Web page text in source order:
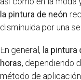
la pintura de neón
disminuida por una
En general, la pintura
horas, dependiendo
método de